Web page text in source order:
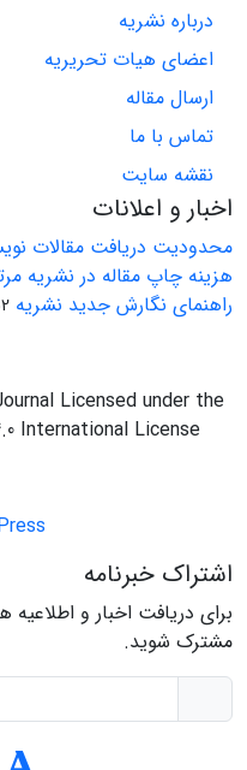
درباره نشریه
اعضای هیات تحریریه
ارسال مقاله
تماس با ما
نقشه سایت
اخبار و اعلانات
محدودیت دریافت مقالات
هزینه چاپ مقاله در نشریه
راهنمای نگارش جدید نشریه
Licensed under the
International License
اشتراک خبرنامه
برای دریافت اخبار و
مشترک شوید.